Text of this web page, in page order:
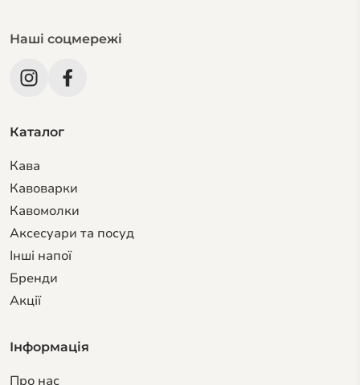
Наші соцмережі
Каталог
Кава
Кавоварки
Кавомолки
Аксесуари та посуд
Інші напої
Бренди
Акції
Інформація
Про нас